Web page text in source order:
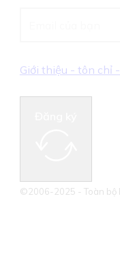
Giới thiệu - tôn chỉ
©2006-2025 - Toàn bộ